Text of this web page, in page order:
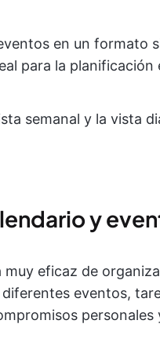
en un formato
para la planificación
semanal y la vista
y
eficaz de
eventos,
personales